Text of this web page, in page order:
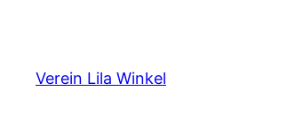
Verein Lila Winkel